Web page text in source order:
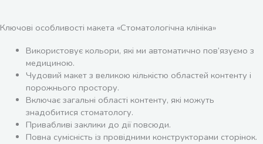
Ключові особливості макета «Стоматологічна клініка»
Використовує кольори, які ми автоматично пов’язуємо з
медициною.
Чудовий макет з великою кількістю областей контенту і
порожнього простору.
Включає загальні області контенту, які можуть
знадобитися стоматологу.
Привабливі заклики до дії повсюди.
Повна сумісність із провідними конструкторами сторінок.